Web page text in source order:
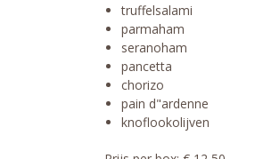
truffelsalami
parmaham
seranoham
pancetta
chorizo
pain d"ardenne
knoflookolijven